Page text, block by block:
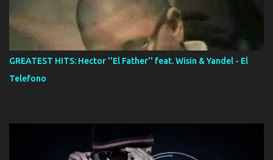
GREATEST HITS: Hector ''El Father'' feat. Wisin & Yandel - El
Telefono